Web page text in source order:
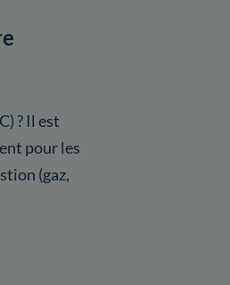
? Il est
pour les
(gaz,